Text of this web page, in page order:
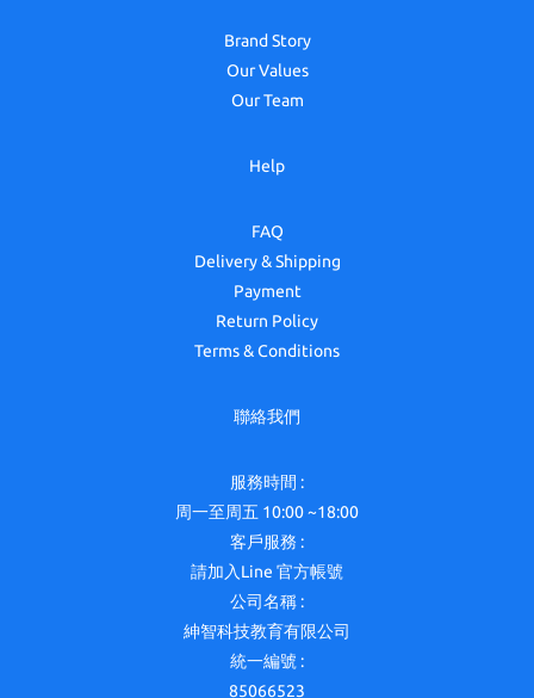
Brand Story
Our Values
Our Team
Help
FAQ
Delivery & Shipping
Payment
Return Policy
Terms & Conditions
聯絡我們
服務時間 :
周一至周五 10:00 ~18:00
客戶服務 :
請加入Line 官方帳號
公司名稱 :
紳智科技教育有限公司
統一編號 :
85066523